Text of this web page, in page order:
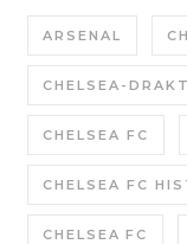
ARSENAL
CHELSEA-
CHELSEA FC
CHELSEA FC
CHELSEA FC